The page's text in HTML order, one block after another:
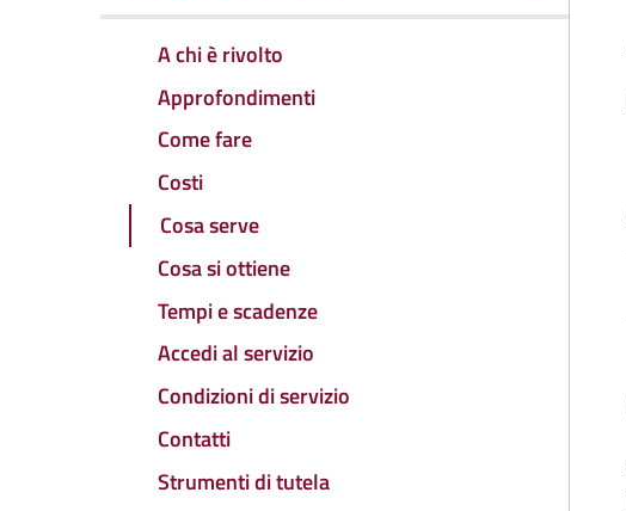
A chi è rivolto
Approfondimenti
Come fare
Costi
Cosa serve
Cosa si ottiene
Tempi e scadenze
Accedi al servizio
Condizioni di servizio
Contatti
Strumenti di tutela